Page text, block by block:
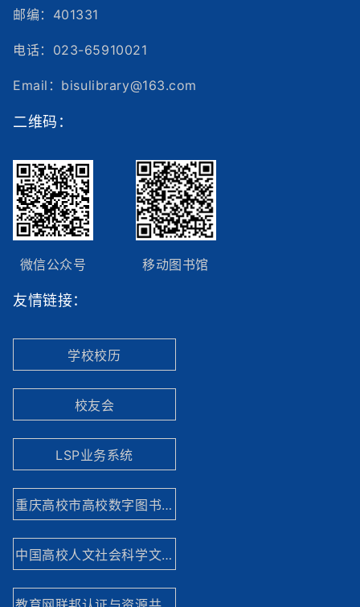
邮编：401331
电话：023-65910021
Email：bisulibrary@163.com
二维码：
微信公众号 移动图书馆
友情链接：
学校校历
校友会
LSP业务系统
重庆高校市高校数字图书馆
中国高校人文社会科学文献中心